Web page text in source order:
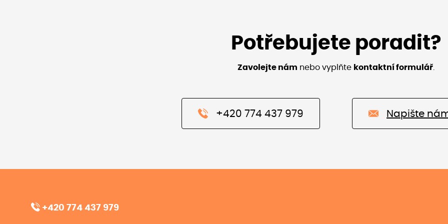
Potřebujete poradit?
Zavolejte nám nebo vyplňte kontaktní formulář.
+420 774 437 979 Napište
+420 774 437 979